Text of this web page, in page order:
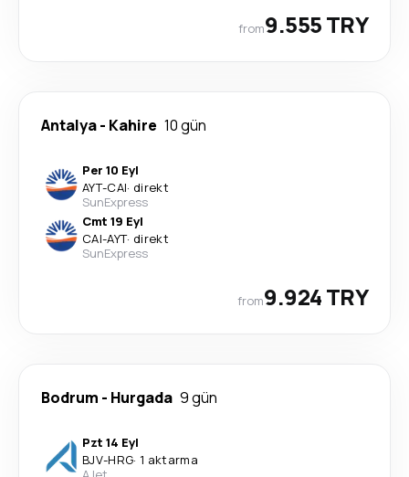
from9.555 TRY
Antalya- Kahire 10 gün
Per 10 Eyl
AYT-CAI· direkt
SunExpress
Cmt 19 Eyl
CAI-AYT· direkt
SunExpress
from9.924 TRY
Bodrum - Hurgada 9 gün
Pzt 14 Eyl
BJV-HRG· 1 aktarma